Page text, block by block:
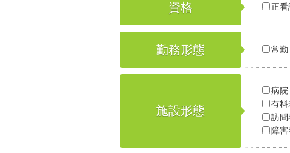
資格 正看
勤務形態 常勤
施設形態
病院
有料
訪問
障